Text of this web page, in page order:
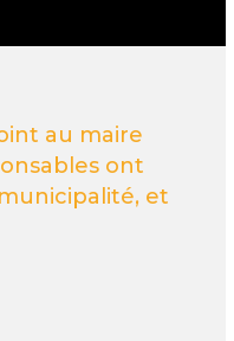
au maire
ont
et